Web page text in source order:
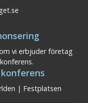
vi erbjuder företag
| Festplatsen